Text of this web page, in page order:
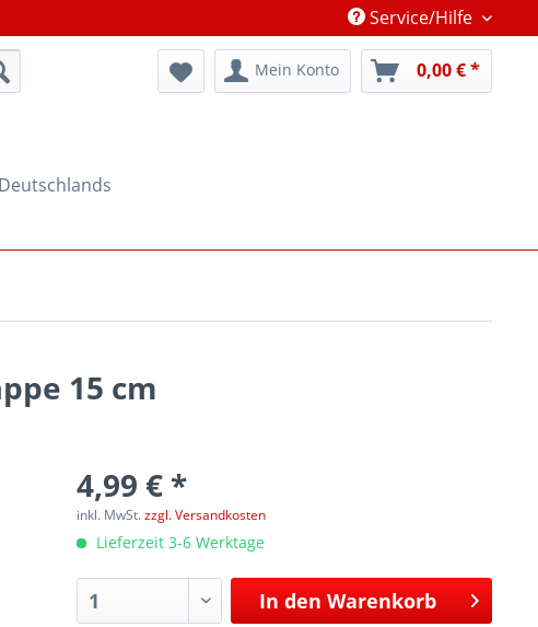
Service/Hilfe
Mein Konto 0,00 € *
15 cm
4,99 € *
inkl. MwSt.zzgl. Versandkosten
Lieferzeit 3-6 Werktage
In den Warenkorb